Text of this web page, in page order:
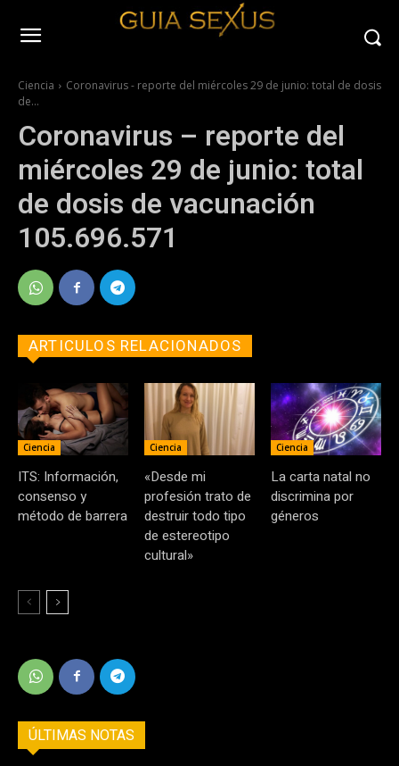
Ciencia
Coronavirus - reporte del miércoles 29 de junio: total de dosis
de...
Coronavirus – reporte del
miércoles 29 de junio: total
de dosis de vacunación
105.696.571
ARTICULOS RELACIONADOS
Ciencia
ITS: Información,
consenso y
método de barrera
Ciencia
«Desde mi
profesión trato de
destruir todo tipo
de estereotipo
cultural»
Ciencia
La carta natal no
discrimina por
géneros
ÚLTIMAS NOTAS